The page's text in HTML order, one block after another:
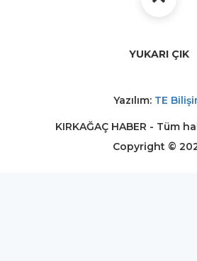
YUKARI ÇIK
Yazılım: TE
KIRKAĞAÇ HABER - Tüm
Copyright ©